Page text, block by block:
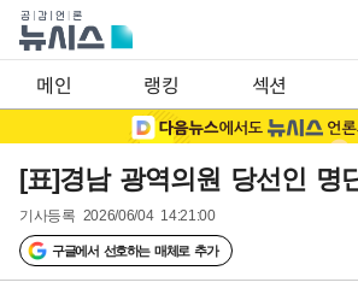
메인 랭킹 섹션
[표]경남 광역의원 당선인 명
기사등록 2026/06/04 14:21:00
구글에서 선호하는 매체로 추가